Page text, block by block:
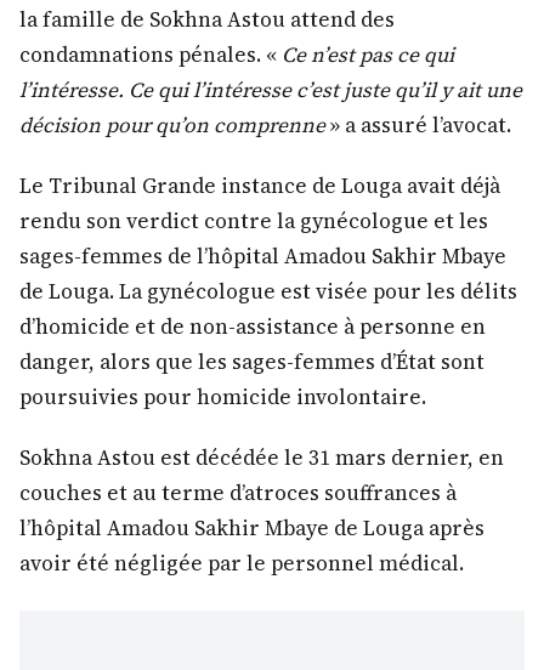
la famille de Sokhna Astou attend des
condamnations pénales. « Ce n’est pas ce qui
l’intéresse. Ce qui l’intéresse c’est juste qu’il y ait une
décision pour qu’on comprenne» a assuré l’avocat.
Le Tribunal Grande instance de Louga avait déjà
rendu son verdict contre la gynécologue et les
sages-femmes de l’hôpital Amadou Sakhir Mbaye
de Louga. La gynécologue est visée pour les délits
d’homicide et de non-assistance à personne en
danger, alors que les sages-femmes d’État sont
poursuivies pour homicide involontaire.
Sokhna Astou est décédée le 31 mars dernier, en
couches et au terme d’atroces souffrances à
l’hôpital Amadou Sakhir Mbaye de Louga après
avoir été négligée par le personnel médical.